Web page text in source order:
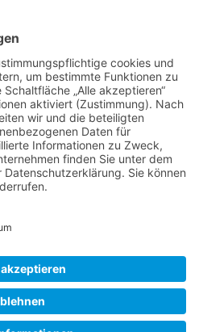
Science Reporter
15, 50968 Köln
DE258510696
/ 27 18 396